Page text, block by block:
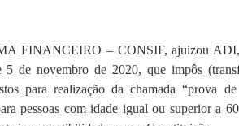
FINANCEIRO – CONSIF, ajuizou ADI,
de novembro de 2020, que impôs
para realização da chamada “prova
pessoas com idade igual ou superior a